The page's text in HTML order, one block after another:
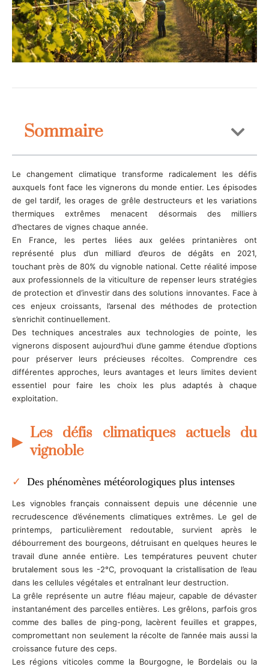
Sommaire
Le changement climatique transforme radicalement les défis
auxquels font face les vignerons du monde entier. Les épisodes
de gel tardif, les orages de grêle destructeurs et les variations
thermiques extrêmes menacent désormais des milliers
d’hectares de vignes chaque année.
En France, les pertes liées aux gelées printanières ont
représenté plus d’un milliard d’euros de dégâts en 2021,
touchant près de 80% du vignoble national. Cette réalité impose
aux professionnels de la viticulture de repenser leurs stratégies
de protection et d’investir dans des solutions innovantes. Face à
ces enjeux croissants, l’arsenal des méthodes de protection
s’enrichit continuellement.
Des techniques ancestrales aux technologies de pointe, les
vignerons disposent aujourd’hui d’une gamme étendue d’options
pour préserver leurs précieuses récoltes. Comprendre ces
différentes approches, leurs avantages et leurs limites devient
essentiel pour faire les choix les plus adaptés à chaque
exploitation.
Les défis climatiques actuels du
vignoble
Des phénomènes météorologiques plus intenses
Les vignobles français connaissent depuis une décennie une
recrudescence d’événements climatiques extrêmes. Le gel de
printemps, particulièrement redoutable, survient après le
débourrement des bourgeons, détruisant en quelques heures le
travail d’une année entière. Les températures peuvent chuter
brutalement sous les -2°C, provoquant la cristallisation de l’eau
dans les cellules végétales et entraînant leur destruction.
La grêle représente un autre fléau majeur, capable de dévaster
instantanément des parcelles entières. Les grêlons, parfois gros
comme des balles de ping-pong, lacèrent feuilles et grappes,
compromettant non seulement la récolte de l’année mais aussi la
croissance future des ceps.
Les régions viticoles comme la Bourgogne, le Bordelais ou la